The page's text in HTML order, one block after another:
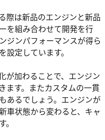
際は新品のエンジンと新品
を組み合わせて開発を行
ジンパフォーマンスが得ら
定しています。
が加わることで、エンジン
ます。またカスタムの一貫
あるでしょう。エンジンが
車状態から変わると、キャ